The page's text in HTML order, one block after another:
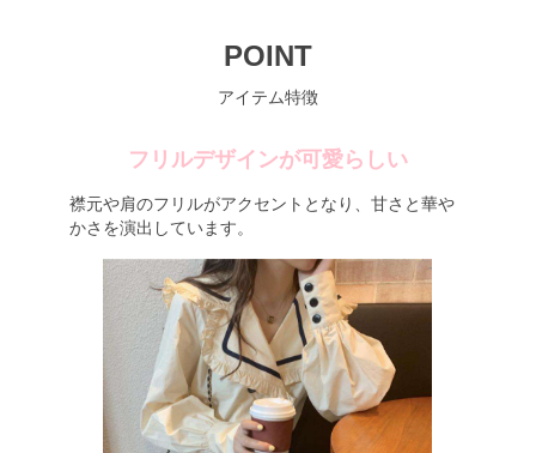
POINT
アイテム特徴
フリルデザインが可愛らしい
襟元や肩のフリルがアクセントとなり、甘さと華や
かさを演出しています。